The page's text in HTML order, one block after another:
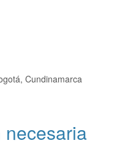
Cundinamarca
necesaria